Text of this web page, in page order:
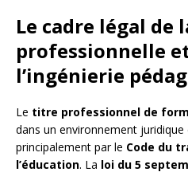
Le cadre légal de
professionnelle
l’ingénierie
Le titre professionnel de
dans un environnement juridique
principalement par le Code du
l’éducation. La loi du 5